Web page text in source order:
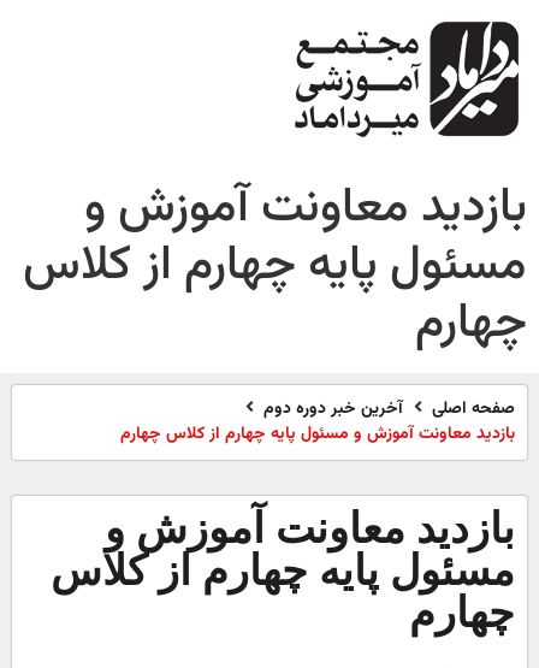
بازدید معاونت آموزش و
مسئول پایه چهارم از کلاس
چهارم
صفحه اصلی
آخرین خبر دوره دوم
بازدید معاونت آموزش و مسئول پایه چهارم از کلاس چهارم
بازدید معاونت آموزش و
مسئول پایه چهارم از کلاس
چهارم